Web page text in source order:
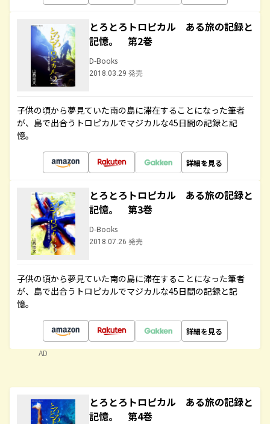
とろとろトロピカル ある旅の記録と
記憶。 第2巻
D-Books
2018.03.29 発売
子供の頃から夢見ていた南の島に滞在することになった筆者
が、島で出合うトロピカルでマジカルな45日間の記録と記
憶。
詳細を見る
とろとろトロピカル ある旅の記録と
記憶。 第3巻
D-Books
2018.07.26 発売
子供の頃から夢見ていた南の島に滞在することになった筆者
が、島で出合うトロピカルでマジカルな45日間の記録と記
憶。
詳細を見る
AD
とろとろトロピカル ある旅の記録と
記憶。 第4巻